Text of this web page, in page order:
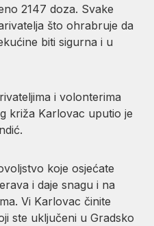
2147 doza. Svake
što ohrabruje da
biti sigurna i u
i volonterima
križa Karlovac uputio je
koje osjećate
i daje snagu i na
Vi Karlovac činite
ste uključeni u Gradsko